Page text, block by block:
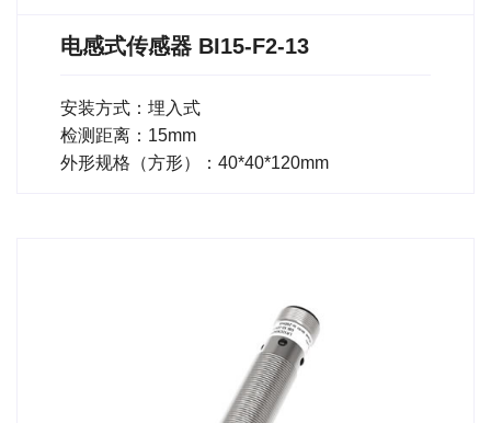
电感式传感器 BI15-F2-13
安装方式：埋入式
检测距离：15mm
外形规格（方形）：40*40*120mm